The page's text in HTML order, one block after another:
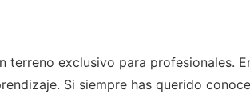
terreno exclusivo para profesionales.
Si siempre has querido